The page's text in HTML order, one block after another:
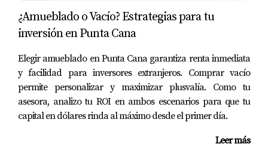
Escríbeme y revisamos juntos si Oasis Lake u otro
empieza con información real y acompañamiento
experto.
¿Amueblado o Vacío? Estrategias para tu
inversión en Punta Cana
Elegir amueblado en Punta Cana garantiza renta inmediata
y facilidad para inversores extranjeros. Comprar vacío
permite personalizar y maximizar plusvalía. Como tu
asesora, analizo tu ROI en ambos escenarios para que tu
capital en dólares rinda al máximo desde el primer día.
Leer más